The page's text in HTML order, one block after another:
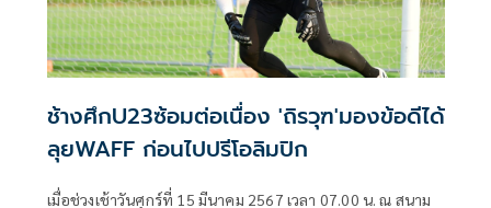
ช้างศึกU23ซ้อมต่อเนื่อง 'ถิรวุฑ'มองข้อดีได้
ลุยWAFF ก่อนไปปรีโอลิมปิก
เมื่อช่วงเช้าวันศุกร์ที่ 15 มีนาคม 2567 เวลา 07.00 น. ณ สนาม